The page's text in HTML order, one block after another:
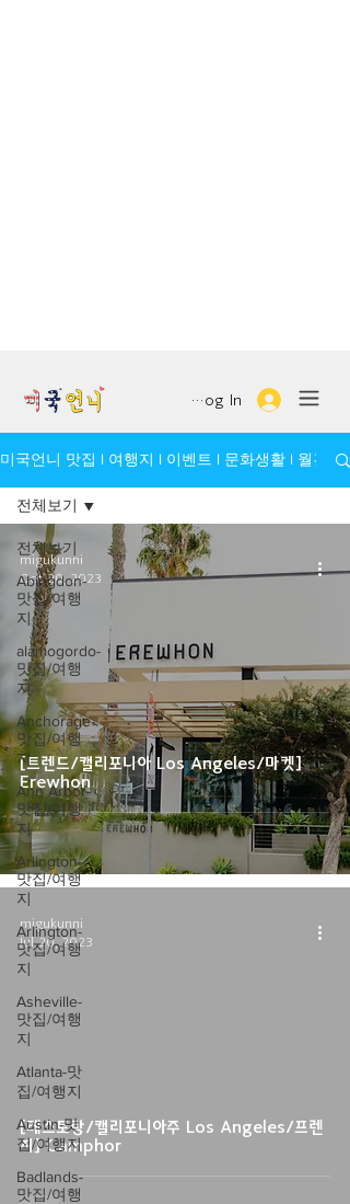
Log In
미국언니 맛집 l 여행지 l 이벤트 l 문화생활 l 월간 모
전체보기
Abingdon-
맛집/여행
지
alamogordo-
맛집/여행
지
Anchorage-
맛집/여행
지
Ann Arbor-
맛집/여행
지
Arlington-
맛집/여행
지
Arlington-
맛집/여행
지
Asheville-
맛집/여행
지
Atlanta-맛
집/여행지
Austin-맛
집/여행지
Badlands-
맛집/여행
전체보기
[트렌드/캘리포니아 Los Angeles/마켓]
Erewhon
migukunni
Oct 20, 2023
[레스토랑/캘리포니아주 Los Angeles/프렌
치] Camphor
migukunni
Jul 20, 2023